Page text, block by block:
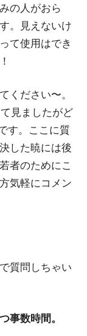
の人がおら
。見えないけ
て使用はでき
ください〜。
見ましたがど
す。ここに質
した暁には後
者のためにこ
気軽にコメン
質問しちゃい
事数時間。